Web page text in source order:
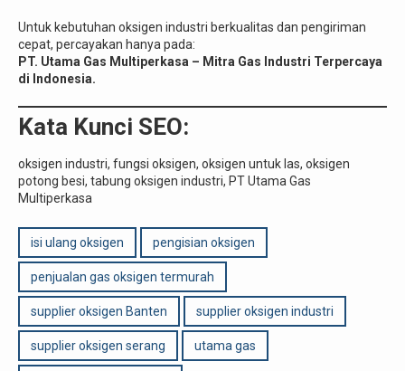
Untuk kebutuhan oksigen industri berkualitas dan pengiriman
cepat, percayakan hanya pada:
PT. Utama Gas Multiperkasa – Mitra Gas Industri Terpercaya
di Indonesia.
Kata Kunci SEO:
oksigen industri, fungsi oksigen, oksigen untuk las, oksigen
potong besi, tabung oksigen industri, PT Utama Gas
Multiperkasa
isi ulang oksigen pengisian oksigen
penjualan gas oksigen termurah
supplier oksigen Banten supplier oksigen industri
supplier oksigen serang utama gas